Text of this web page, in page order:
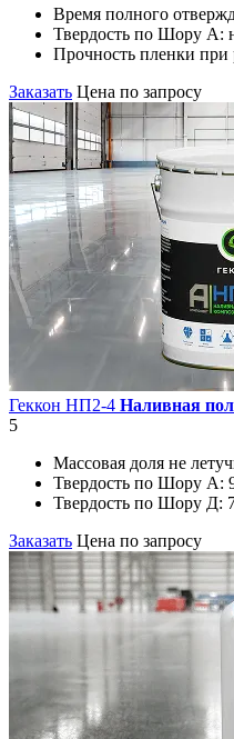
Время полного
Твердость по Шору А:
Прочность пленки при
Заказать Цена по запросу
Геккон НП2-4 Наливная
5
Массовая доля не
Твердость по Шору А:
Твердость по Шору Д:
Заказать Цена по запросу